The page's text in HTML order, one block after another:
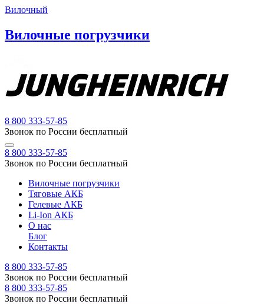
Вилочный
Вилочные погрузчики
8 800 333-57-85
Звонок по России бесплатный
8 800 333-57-85
Звонок по России бесплатный
Вилочные погрузчики
Тяговые АКБ
Гелевые АКБ
Li-Ion АКБ
О нас
Блог
Контакты
8 800 333-57-85
Звонок по России бесплатный
8 800 333-57-85
Звонок по России бесплатный